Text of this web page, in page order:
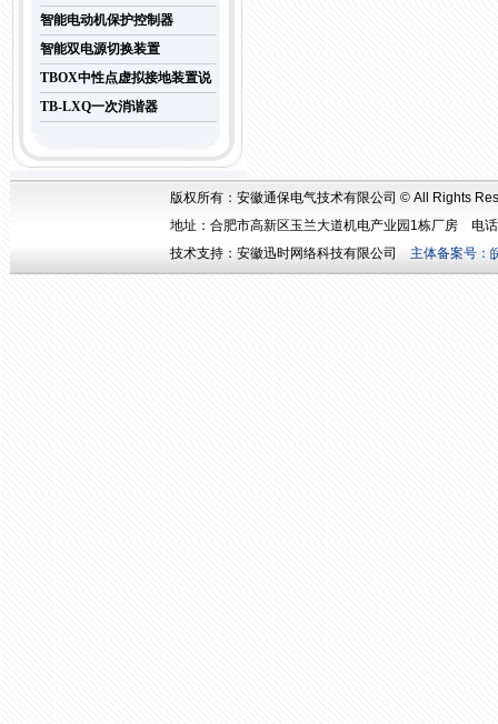
智能电动机保护控制器
智能双电源切换装置
TBOX中性点虚拟接地装置说
TB-LXQ一次消谐器
版权所有：安徽通保电气技术有限公司 © All Rights
地址：合肥市高新区玉兰大道机电产业园1栋厂房
技术支持： 安徽迅时网络科技有限公司 主体备案号：